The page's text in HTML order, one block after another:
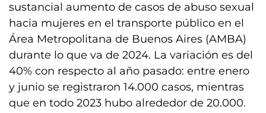
sustancial aumento de casos de abuso sexual
hacia mujeres en el transporte público en el
Área Metropolitana de Buenos Aires (AMBA)
durante lo que va de 2024. La variación es del
40% con respecto al año pasado: entre enero
y junio se registraron 14.000 casos, mientras
que en todo 2023 hubo alrededor de 20.000.